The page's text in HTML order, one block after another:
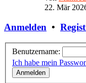
22. Mär
Anmelden •
Benutzername:
Ich habe mein